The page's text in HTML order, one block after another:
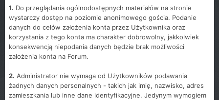
1. Do przeglądania ogólnodostępnych materiałów na stronie
wystarczy dostęp na poziomie anonimowego gościa. Podanie
danych do celów założenia konta przez Użytkownika oraz
korzystania z tego konta ma charakter dobrowolny, jakkolwiek
konsekwencją niepodania danych będzie brak możliwości
założenia konta na Forum.
2. Administrator nie wymaga od Użytkowników podawania
żadnych danych personalnych - takich jak imię, nazwisko, adres
zamieszkania lub inne dane identyfikacyjne. Jedynym wymogiem